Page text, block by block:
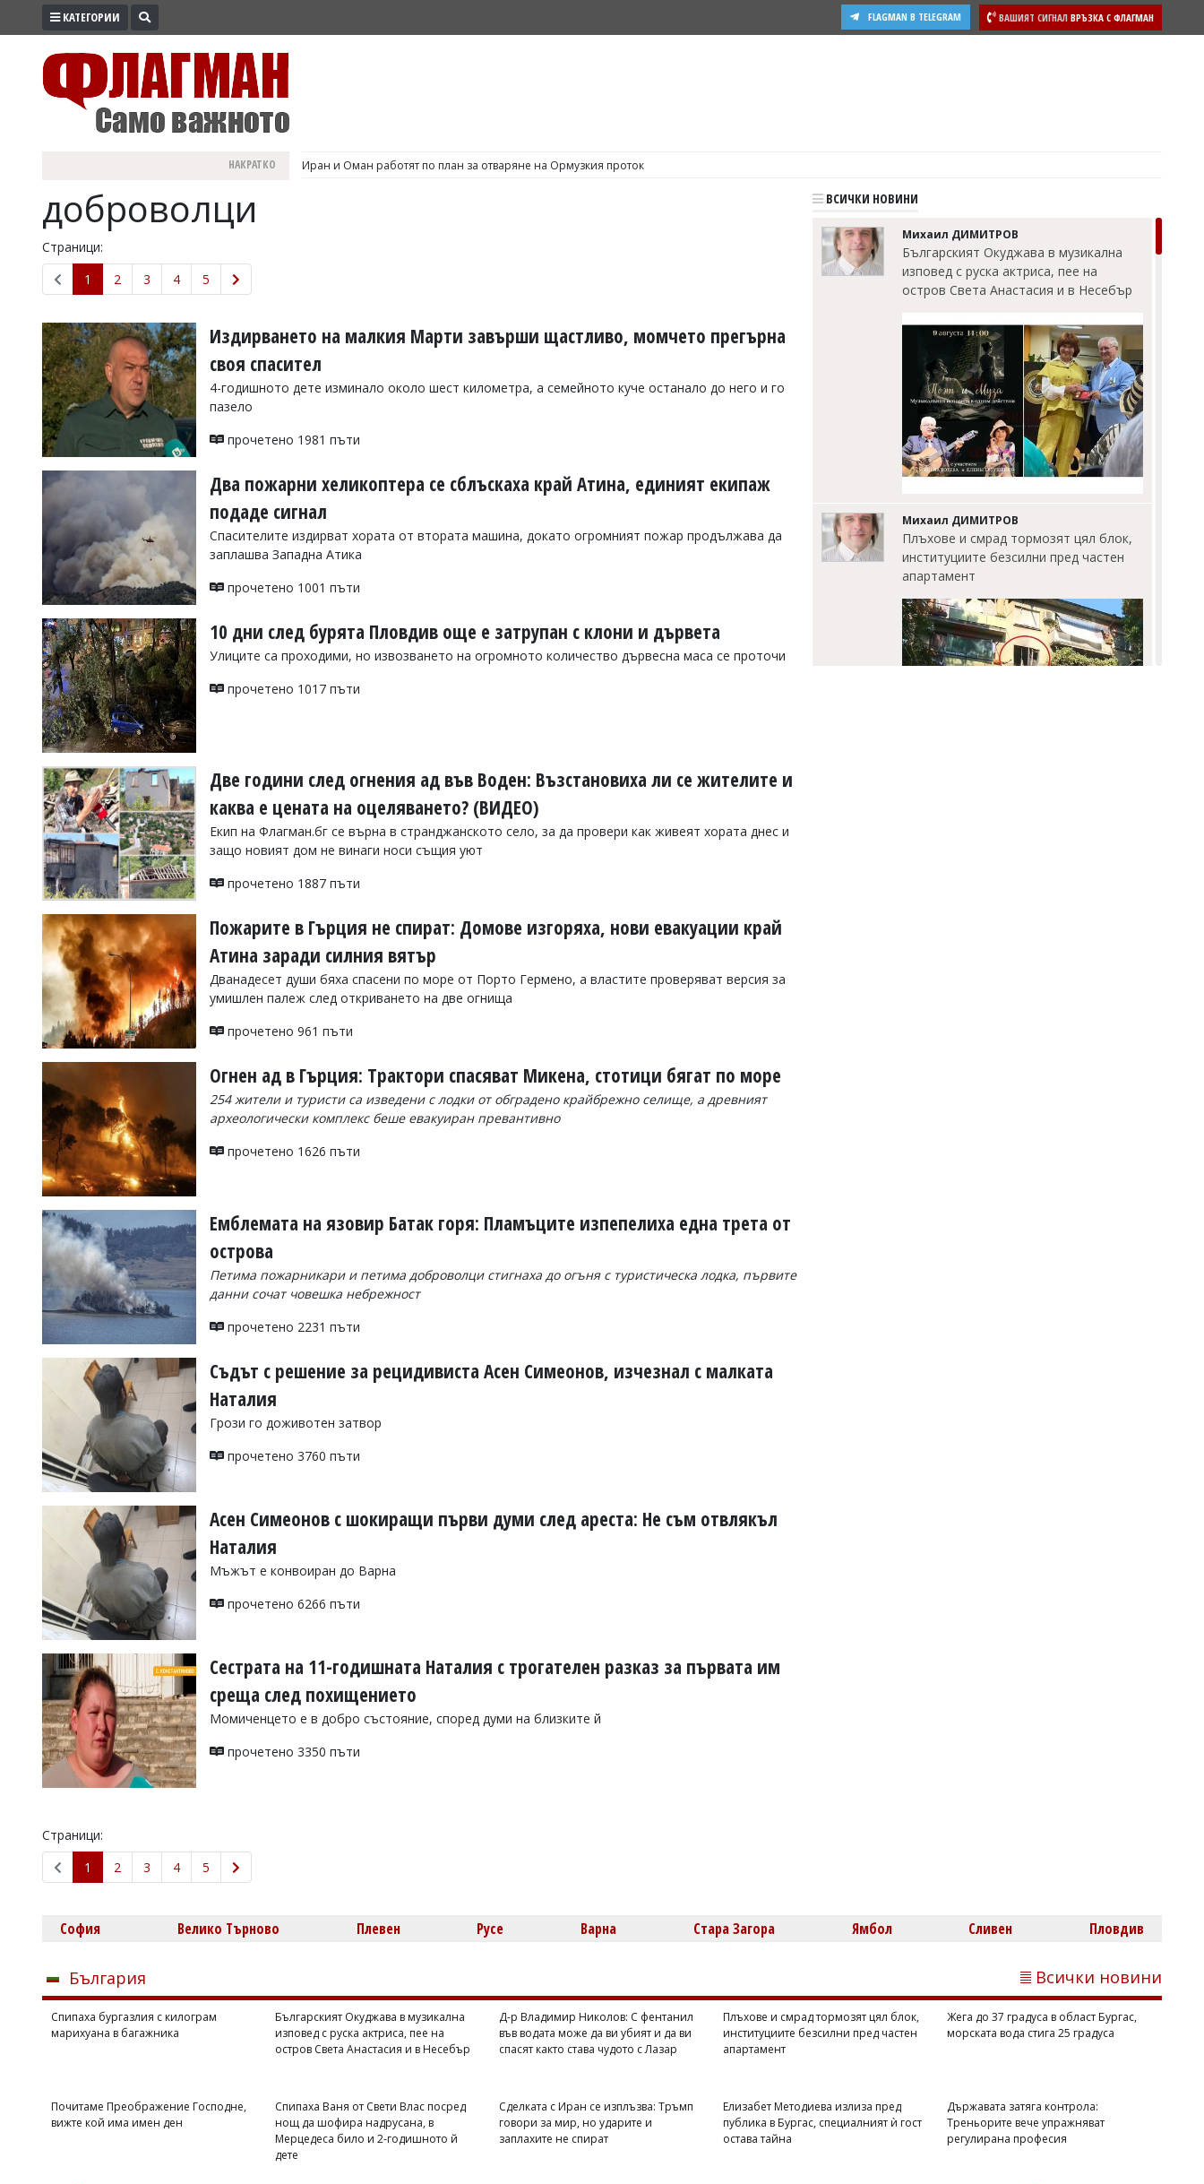
ПРОМО
ЗДРАВЕ
ПОЛИТИКА
ОБЩИНИ
ОБЩЕСТВО
ЛАЙФСТАЙЛ
ВОЙНАТА
УКРАЙНА
СПОРТ
РАЗСЛЕДВАНЕ
БИЗНЕС
Управители:
Веселин
Василев,
v.vasilev@flagman.bg
Касабова,
k.kassabova@flagman.bg
Главен
редактор:
Колев,
office@flagman.bg
Коментарите
статиите
въвеждат
читателите
редакцията
отговорност
откриете
обиден
коментар,
сигнализирайте
КАТЕГОРИИ ВАШИЯТ СИГНАЛ ВРЪЗКА С ФЛАГМАН
FLAGMAN В TELEGRAM
НАКРАТКО Иран и Оман работят по план за отваряне на Ормузкия проток
доброволци
Страници:
1
2 3 4 5
Издирването на малкия Марти завърши щастливо, момчето прегърна
своя спасител
4-годишното дете изминало около шест километра, а семейното куче останало до него и го
пазело
прочетено 1981 пъти
Два пожарни хеликоптера се сблъскаха край Атина, единият екипаж
подаде сигнал
Спасителите издирват хората от втората машина, докато огромният пожар продължава да
заплашва Западна Атика
прочетено 1001 пъти
10 дни след бурята Пловдив още е затрупан с клони и дървета
Улиците са проходими, но извозването на огромното количество дървесна маса се проточи
прочетено 1017 пъти
Две години след огнения ад във Воден: Възстановиха ли се жителите и
каква е цената на оцеляването? (ВИДЕО)
Екип на Флагман.бг се върна в странджанското село, за да провери как живеят хората днес и
защо новият дом не винаги носи същия уют
прочетено 1887 пъти
Пожарите в Гърция не спират: Домове изгоряха, нови евакуации край
Атина заради силния вятър
Дванадесет души бяха спасени по море от Порто Гермено, а властите проверяват версия за
умишлен палеж след откриването на две огнища
прочетено 961 пъти
Огнен ад в Гърция: Трактори спасяват Микена, стотици бягат по море
254 жители и туристи са изведени с лодки от обградено крайбрежно селище, а древният
археологически комплекс беше евакуиран превантивно
прочетено 1626 пъти
Емблемата на язовир Батак горя: Пламъците изпепелиха една трета от
острова
Петима пожарникари и петима доброволци стигнаха до огъня с туристическа лодка, първите
данни сочат човешка небрежност
прочетено 2231 пъти
Съдът с решение за рецидивиста Асен Симеонов, изчезнал с малката
Наталия
Грози го доживотен затвор
прочетено 3760 пъти
Асен Симеонов с шокиращи първи думи след ареста: Не съм отвлякъл
Наталия
Мъжът е конвоиран до Варна
прочетено 6266 пъти
Сестрата на 11-годишната Наталия с трогателен разказ за първата им
среща след похищението
Момиченцето е в добро състояние, според думи на близките й
прочетено 3350 пъти
Страници:
1
2 3 4 5
ВСИЧКИ НОВИНИ
Михаил ДИМИТРОВ
Българският Окуджава в музикална
изповед с руска актриса, пее на
остров Света Анастасия и в Несебър
Михаил ДИМИТРОВ
Плъхове и смрад тормозят цял блок,
институциите безсилни пред частен
апартамент
Михаил ДИМИТРОВ
София Велико Търново Плевен Русе Варна Стара Загора Ямбол Сливен Пловдив
България Всички новини
Спипаха бургазлия с килограм
марихуана в багажника
Българският Окуджава в музикална
изповед с руска актриса, пее на
остров Света Анастасия и в Несебър
Д-р Владимир Николов: С фентанил
във водата може да ви убият и да ви
спасят както става чудото с Лазар
Плъхове и смрад тормозят цял блок,
институциите безсилни пред частен
апартамент
Жега до 37 градуса в област Бургас,
морската вода стига 25 градуса
Почитаме Преображение Господне,
вижте кой има имен ден
Спипаха Ваня от Свети Влас посред
нощ да шофира надрусана, в
Мерцедеса било и 2-годишното й
дете
Сделката с Иран се изплъзва: Тръмп
говори за мир, но ударите и
заплахите не спират
Елизабет Методиева излиза пред
публика в Бургас, специалният ѝ гост
остава тайна
Държавата затяга контрола:
Треньорите вече упражняват
регулирана професия